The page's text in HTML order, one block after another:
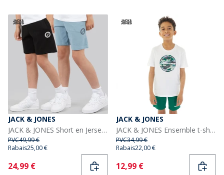
JACK & JONES
JACK & JONES Short en Jersey Theo Garçon Noir
PVC49,99 €
Rabais25,00 €
Current
24,99 €
JACK & JONES
JACK & JONES Ensemble t-shirt et short camouflage Jjpete Garçon Storm
PVC34,99 €
Rabais22,00 €
Current
12,99 €